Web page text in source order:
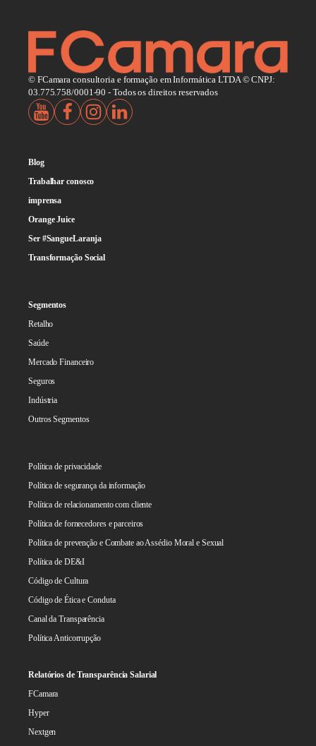
© FCamara consultoria e formação em Informática LTDA © CNPJ:
03.775.758/0001-90 - Todos os direitos reservados
Blog
Trabalhar conosco
imprensa
Orange Juice
Ser #SangueLaranja
Transformação Social
Segmentos
Retalho
Saúde
Mercado Financeiro
Seguros
Indústria
Outros Segmentos
Política de privacidade
Política de segurança da informação
Política de relacionamento com cliente
Política de fornecedores e parceiros
Política de prevenção e Combate ao Assédio Moral e Sexual
Política de DE&I
Código de Cultura
Código de Ética e Conduta
Canal da Transparência
Política Anticorrupção
Relatórios de Transparência Salarial
FCamara
Hyper
Nextgen